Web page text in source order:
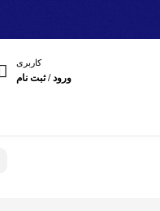
کاربری
ورود / ثبت نام